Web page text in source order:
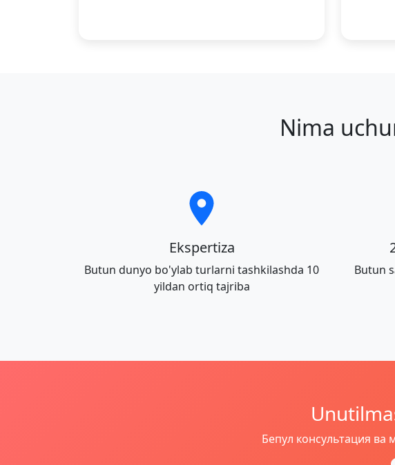
Nima
Ekspertiza
Butun dunyo bo'ylab turlarni tashkilashda 10
yildan ortiq tajriba
Butun
Бепул консультация